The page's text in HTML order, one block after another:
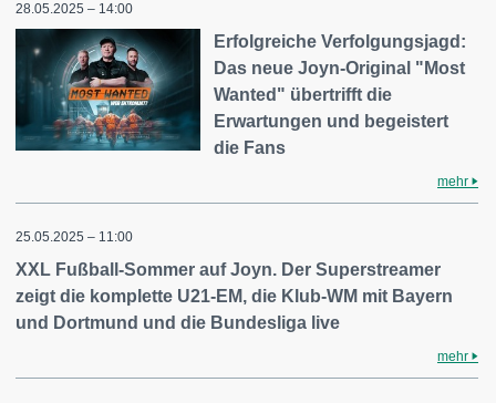
28.05.2025 – 14:00
Erfolgreiche Verfolgungsjagd:
Das neue Joyn-Original "Most
Wanted" übertrifft die
Erwartungen und begeistert
die Fans
mehr
25.05.2025 – 11:00
XXL Fußball-Sommer auf Joyn. Der Superstreamer
zeigt die komplette U21-EM, die Klub-WM mit Bayern
und Dortmund und die Bundesliga live
mehr